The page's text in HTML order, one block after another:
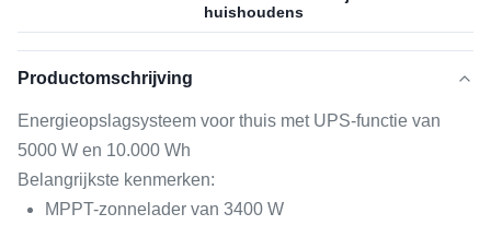
huishoudens
Productomschrijving
Energieopslagsysteem voor thuis met UPS-functie van
5000 W en 10.000 Wh
Belangrijkste kenmerken:
MPPT-zonnelader van 3400 W